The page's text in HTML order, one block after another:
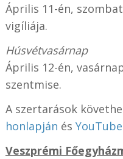
Április 11-én,
vigíliája.
Húsvétvasárnap
Április 12-én,
szentmise.
A szertarások
honlapján és
Veszprémi